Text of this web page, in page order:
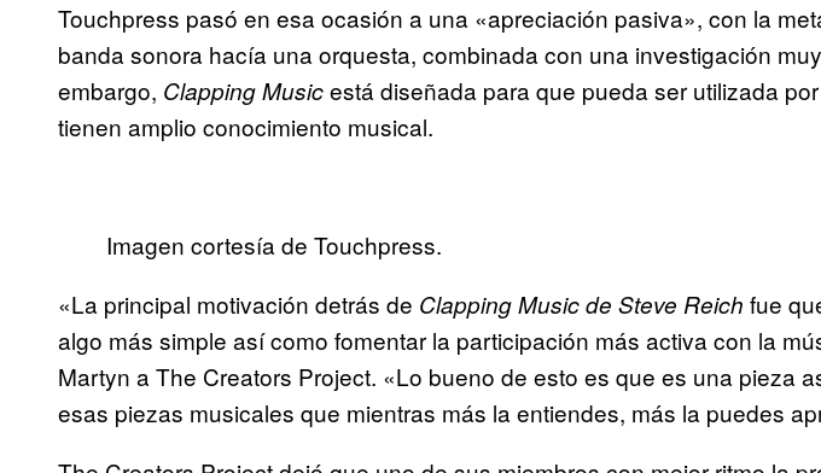
Touchpress pasó en esa ocasión a una «apreciación pasiva», con la
banda sonora hacía una orquesta, combinada con una investigación
embargo, Clapping Musicestá diseñada para que pueda ser utilizada
tienen amplio conocimiento musical.
Imagen cortesía de Touchpress.
«La principal motivación detrás de Clapping Music de Steve Reich fue
algo más simple así como fomentar la participación más activa con la
Martyn a The Creators Project. «Lo bueno de esto es que es una pieza
esas piezas musicales que mientras más la entiendes, más la puedes